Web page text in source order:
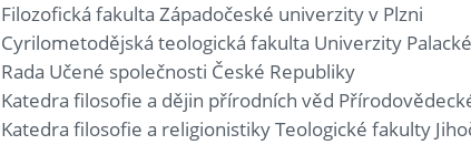
Filozofická fakulta Západočeské univerzity v Plzni
Cyrilometodějská teologická fakulta Univerzity
Rada Učené společnosti České Republiky
Katedra filosofie a dějin přírodních věd
Katedra filosofie a religionistiky Teologické fakulty